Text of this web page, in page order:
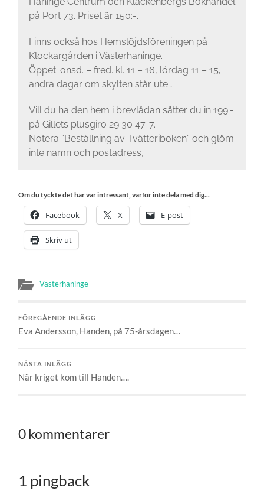
på Port 73. Priset är 150:-.
Finns också hos Hemslöjdsföreningen på
Klockargården i Västerhaninge.
Öppet: onsd. – fred. kl. 11 – 16, lördag 11 – 15,
andra dagar om skylten står ute…
Vill du ha den hem i brevlådan sätter du in 199:-
på Gillets plusgiro 29 30 47-7.
Notera ”Beställning av Tvätteriboken” och glöm
inte namn och postadress,
Om du tyckte det här var intressant, varför inte dela med dig...
Facebook X E-post
Skriv ut
Västerhaninge
FÖREGÅENDE INLÄGG
Eva Andersson, Handen, på 75-årsdagen…
NÄSTA INLÄGG
När kriget kom till Handen….
0 kommentarer
1 pingback